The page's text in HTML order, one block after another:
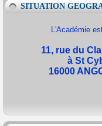
SITUATION
L'Académie
11, rue du
à St
16000